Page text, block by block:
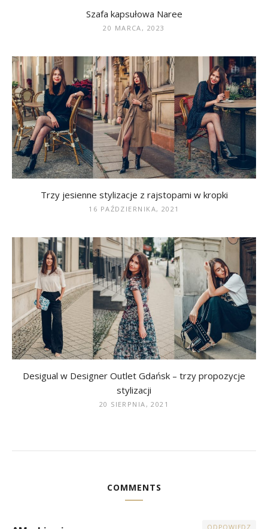
Szafa kapsułowa Naree
20 MARCA, 2023
Trzy jesienne stylizacje z rajstopami w kropki
16 PAŹDZIERNIKA, 2021
Desigual w Designer Outlet Gdańsk – trzy propozycje
stylizacji
20 SIERPNIA, 2021
COMMENTS
ODPOWIEDZ